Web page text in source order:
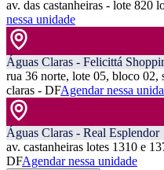
av. das castanheiras - lote 820
nessa unidade
Águas Claras - Felicittá
rua 36 norte, lote 05, bloco
claras - DFAgendar nessa
Águas Claras - Real Esplendor
av. castanheiras lotes 1310 e
DFAgendar nessa unidade